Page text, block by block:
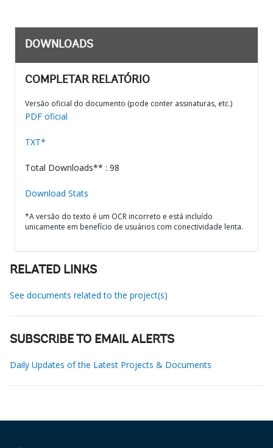
DOWNLOADS
COMPLETAR RELATÓRIO
Versão oficial do documento (pode conter assinaturas, etc.)
PDF oficial
TXT*
Total Downloads** : 98
Download Stats
*A versão do texto é um OCR incorreto e está incluído
unicamente em benefício de usuários com conectividade lenta.
RELATED LINKS
See documents related to the project(s)
SUBSCRIBE TO EMAIL ALERTS
Daily Updates of the Latest Projects & Documents